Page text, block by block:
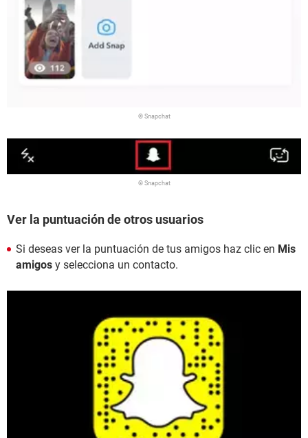
© Snapchat
© Snapchat
Ver la puntuación de otros usuarios
Si deseas ver la puntuación de tus amigos haz clic en Mis
amigos y selecciona un contacto.